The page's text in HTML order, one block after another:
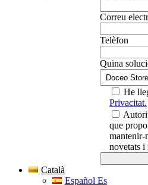
Correu
Telèfon
Quina
He
Privacitat.
que
mantenir-
novetats i
Català
Español Es